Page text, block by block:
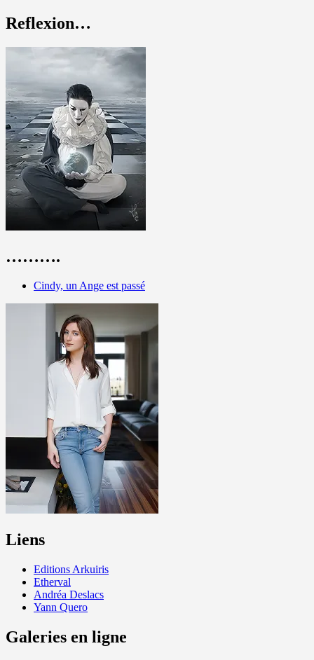
Reflexion…
……….
Cindy, un Ange est passé
Liens
Editions Arkuiris
Etherval
Andréa Deslacs
Yann Quero
Galeries en ligne